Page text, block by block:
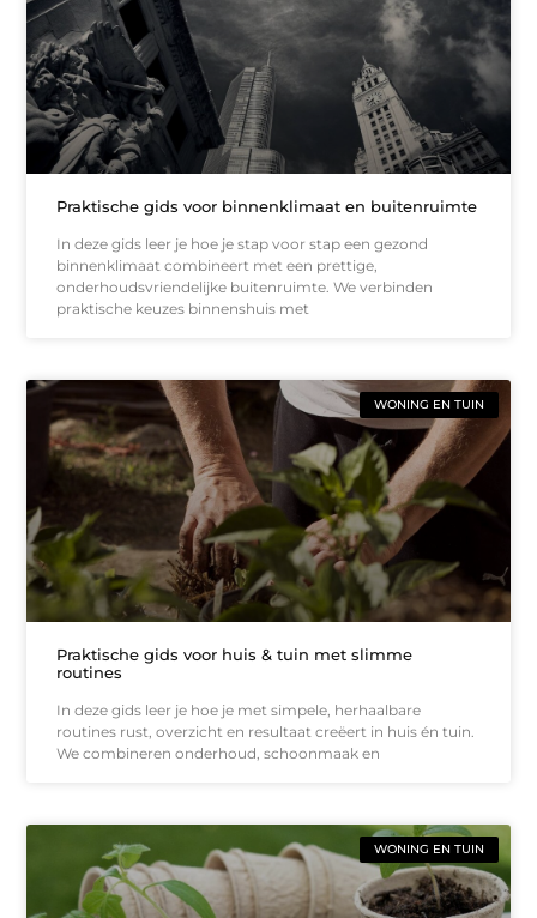
Praktische gids voor binnenklimaat en buitenruimte
In deze gids leer je hoe je stap voor stap een gezond
binnenklimaat combineert met een prettige,
onderhoudsvriendelijke buitenruimte. We verbinden
praktische keuzes binnenshuis met
WONING EN TUIN
Praktische gids voor huis & tuin met slimme
routines
In deze gids leer je hoe je met simpele, herhaalbare
routines rust, overzicht en resultaat creëert in huis én tuin.
We combineren onderhoud, schoonmaak en
WONING EN TUIN